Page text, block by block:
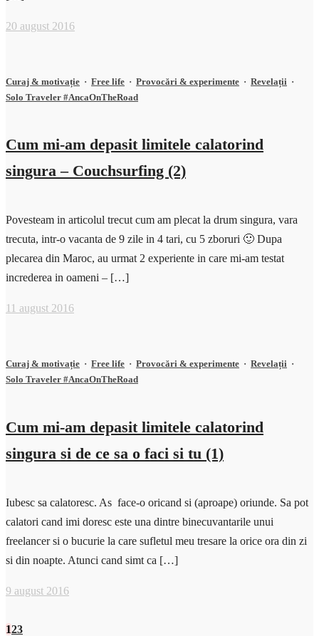
20 august 2016
Curaj & motivație · Free life · Provocări & experimente · Revelații ·
Solo Traveler #AncaOnTheRoad
Cum mi-am depasit limitele calatorind
singura – Couchsurfing (2)
Povesteam in articolul trecut cum am plecat la drum singura, vara
trecuta, intr-o vacanta de 9 zile in 4 tari, cu 5 zboruri 🙂 Dupa
plecarea din Maroc, au urmat 2 experiente in care mi-am testat
increderea in oameni – […]
11 august 2016
Curaj & motivație · Free life · Provocări & experimente · Revelații ·
Solo Traveler #AncaOnTheRoad
Cum mi-am depasit limitele calatorind
singura si de ce sa o faci si tu (1)
Iubesc sa calatoresc. As face-o oricand si (aproape) oriunde. Sa pot
calatori cand imi doresc este una dintre binecuvantarile unui
freelancer si o bucurie la care sufletul meu tresare la orice ora din zi
si din noapte. Atunci cand simt ca […]
9 august 2016
123